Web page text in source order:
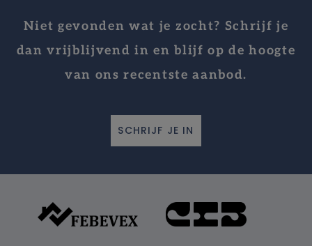
Niet gevonden wat je zocht? Schrijf je
dan vrijblijvend in en blijf op de hoogte
van ons recentste aanbod.
SCHRIJF JE IN